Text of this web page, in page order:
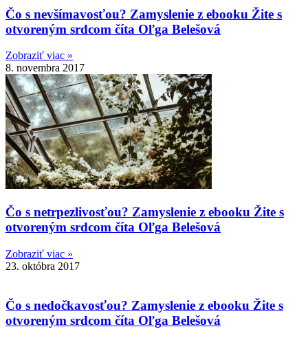
Čo s nevšímavosťou? Zamyslenie z ebooku Žite s
otvoreným srdcom číta Oľga Belešová
Zobraziť viac »
8. novembra 2017
Čo s netrpezlivosťou? Zamyslenie z ebooku Žite s
otvoreným srdcom číta Oľga Belešová
Zobraziť viac »
23. októbra 2017
Čo s nedočkavosťou? Zamyslenie z ebooku Žite s
otvoreným srdcom číta Oľga Belešová